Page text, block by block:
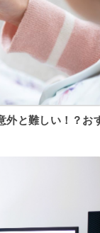
外と難しい！？お